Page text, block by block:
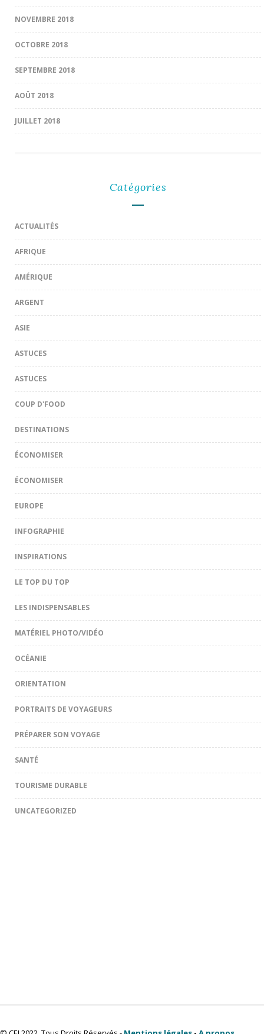
NOVEMBRE 2018
OCTOBRE 2018
SEPTEMBRE 2018
AOÛT 2018
JUILLET 2018
Catégories
ACTUALITÉS
AFRIQUE
AMÉRIQUE
ARGENT
ASIE
ASTUCES
ASTUCES
COUP D'FOOD
DESTINATIONS
ÉCONOMISER
ÉCONOMISER
EUROPE
INFOGRAPHIE
INSPIRATIONS
LE TOP DU TOP
LES INDISPENSABLES
MATÉRIEL PHOTO/VIDÉO
OCÉANIE
ORIENTATION
PORTRAITS DE VOYAGEURS
PRÉPARER SON VOYAGE
SANTÉ
TOURISME DURABLE
UNCATEGORIZED